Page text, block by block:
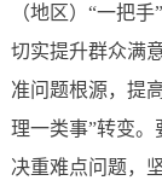
（地区）“一把
切实提升群众满
准问题根源，提
理一类事”转变
决重难点问题，